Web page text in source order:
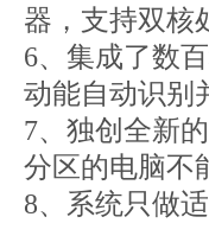
器，支持双核
6、集成了数
动能自动识别
7、独创全新
分区的电脑不
8、系统只做